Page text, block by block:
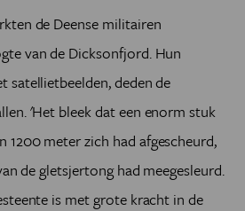
de Deense militairen
van de Dicksonfjord. Hun
satellietbeelden, deden de
'Het bleek dat een enorm stuk
1200 meter zich had afgescheurd,
de gletsjertong had meegesleurd.
is met grote kracht in de